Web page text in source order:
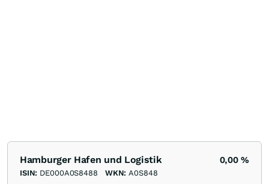
Hamburger Hafen und Logistik 0,00%
ISIN: DE000A0S8488 WKN: A0S848